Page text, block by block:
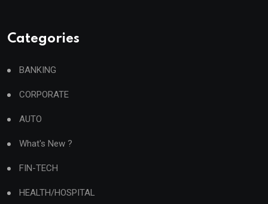
Categories
BANKING
CORPORATE
AUTO
What's New ?
FIN-TECH
HEALTH/HOSPITAL